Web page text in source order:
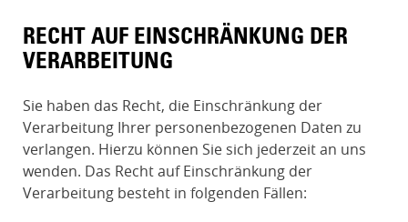
RECHT AUF EINSCHRÄNKUNG DER
VERARBEITUNG
Sie haben das Recht, die Einschränkung der
Verarbeitung Ihrer personenbezogenen Daten zu
verlangen. Hierzu können Sie sich jederzeit an uns
wenden. Das Recht auf Einschränkung der
Verarbeitung besteht in folgenden Fällen: